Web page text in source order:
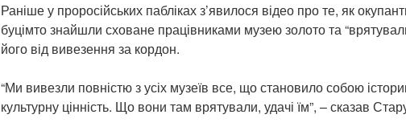
Раніше у проросійських пабліках з’явилося відео про те, як
буцімто знайшли сховане працівниками музею золото та
його від вивезення за кордон.
“Ми вивезли повністю з усіх музеїв все, що становило собою
культурну цінність. Що вони там врятували, удачі їм”, – сказав